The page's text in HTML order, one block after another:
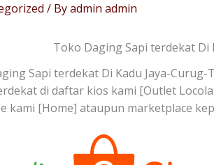
/ Byadmin admin
Toko Daging Sapi terdekat Di
Sapi terdekat Di Kadu Jaya-
di daftar kios kami [Outlet
kami [Home] ataupun marketplace